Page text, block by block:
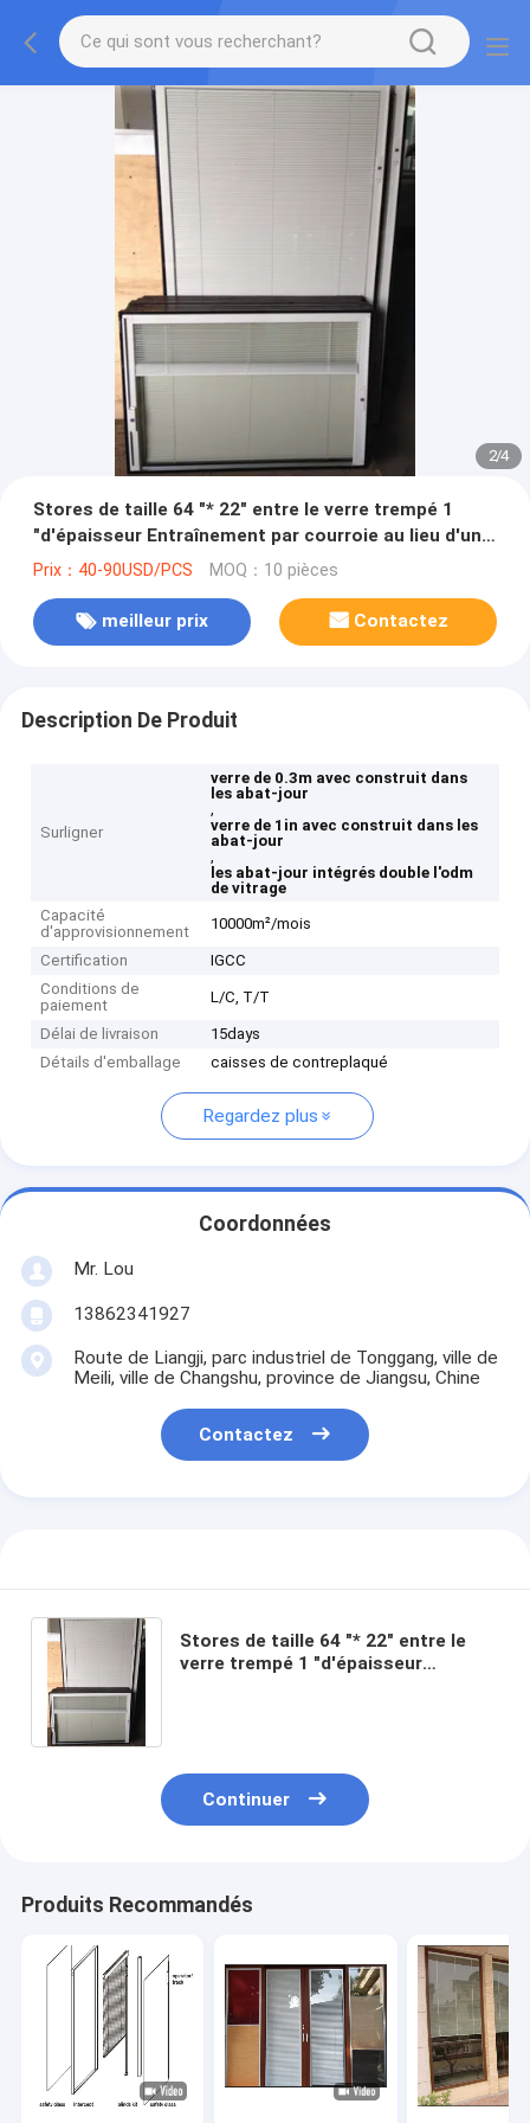
2/4
Stores de taille 64 "* 22" entre le verre trempé 1
"d'épaisseur Entraînement par courroie au lieu d'une
corde
Prix：40-90USD/PCS MOQ：10 pièces
meilleur prix Contactez
Description De Produit
Surligner
verre de 0.3m avec construit dans
les abat-jour
,
verre de 1in avec construit dans les
abat-jour
,
les abat-jour intégrés double l'odm
de vitrage
Capacité
d'approvisionnement
10000m²/mois
Certification
IGCC
Conditions de
paiement
L/C, T/T
Délai de livraison
15days
Détails d'emballage
caisses de contreplaqué
Regardez plus
Coordonnées
Mr. Lou
13862341927
Route de Liangji, parc industriel de Tonggang, ville de
Meili, ville de Changshu, province de Jiangsu, Chine
Contactez
Stores de taille 64 "* 22" entre le
verre trempé 1 "d'épaisseur
Continuer
Produits Recommandés